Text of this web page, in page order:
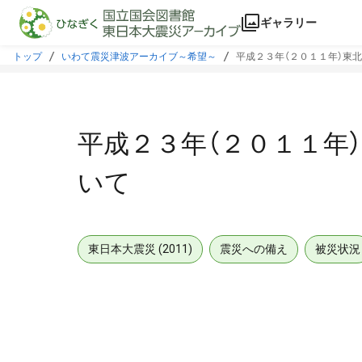
本文に飛ぶ
ギャラリー
トップ いわて震災津波アーカイブ～希望～ 平成２３年（２０１１年）
平成２３年（２０１１
いて
東日本大震災 (2011) 震災への備え 被災状況